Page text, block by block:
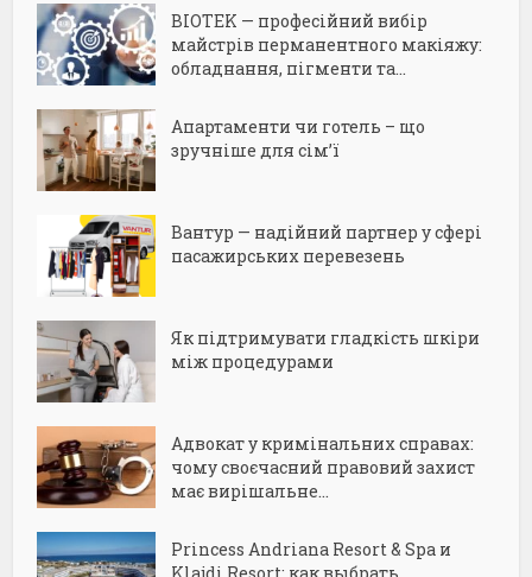
BIOTEK — професійний вибір
майстрів перманентного макіяжу:
обладнання, пігменти та...
Апартаменти чи готель – що
зручніше для сім’ї
Вантур — надійний партнер у сфері
пасажирських перевезень
Як підтримувати гладкість шкіри
між процедурами
Адвокат у кримінальних справах:
чому своєчасний правовий захист
має вирішальне...
Princess Andriana Resort & Spa и
Klajdi Resort: как выбрать